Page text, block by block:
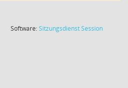
Software:SitzungsdienstSession(Wird in